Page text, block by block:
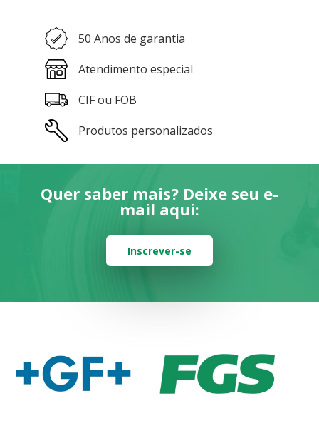
50 Anos de garantia
Atendimento especial
CIF ou FOB
Produtos personalizados
Quer saber mais? Deixe seu e-
mail aqui:
Inscrever-se